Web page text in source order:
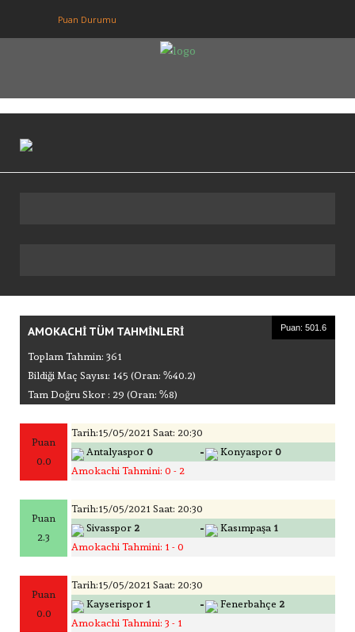
AnasayfaPuan Durumu
AMOKACHI TÜM TAHMINLERI Puan: 501.6
Toplam Tahmin: 361
Bildiği Maç Sayısı: 145 (Oran: %40.2)
Tam Doğru Skor : 29 (Oran: %8)
Puan
0.0
Tarih:15/05/2021 Saat: 20:30
Antalyaspor 0 - Konyaspor 0
Amokachi Tahmini: 0 - 2
Puan
2.3
Tarih:15/05/2021 Saat: 20:30
Sivasspor 2 - Kasımpaşa 1
Amokachi Tahmini: 1 - 0
Puan
0.0
Tarih:15/05/2021 Saat: 20:30
Kayserispor 1 - Fenerbahçe 2
Amokachi Tahmini: 3 - 1